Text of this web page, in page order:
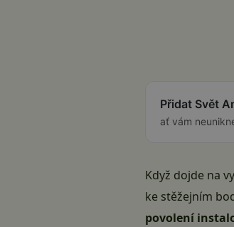
Přidat Svět
ať vám
Když dojde na
ke stěžejním
povolení